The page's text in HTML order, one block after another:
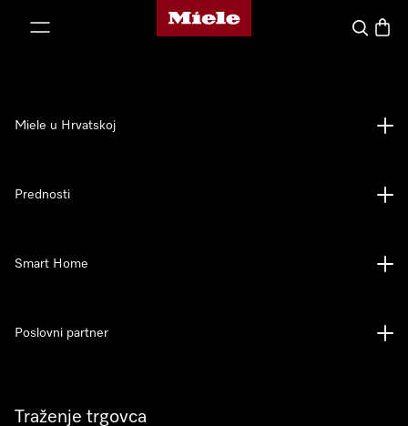
Miele početna stranica
Pretraga
Traženje trgovca
Miele u Hrvatskoj
Prednosti
Smart Home
Poslovni partner